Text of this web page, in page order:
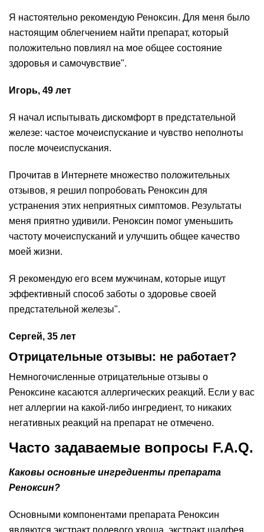
Я настоятельно рекомендую Реноксин. Для меня было
настоящим облегчением найти препарат, который
положительно повлиял на мое общее состояние
здоровья и самочувствие".
Игорь, 49 лет
Я начал испытывать дискомфорт в предстательной
железе: частое мочеиспускание и чувство неполноты
после мочеиспускания.
Прочитав в Интернете множество положительных
отзывов, я решил попробовать Реноксин для
устранения этих неприятных симптомов. Результаты
меня приятно удивили. Реноксин помог уменьшить
частоту мочеиспусканий и улучшить общее качество
моей жизни.
Я рекомендую его всем мужчинам, которые ищут
эффективный способ заботы о здоровье своей
предстательной железы".
Сергей, 35 лет
Отрицательные отзывы: не работает?
Немногочисленные отрицательные отзывы о
Реноксине касаются аллергических реакций. Если у вас
нет аллергии на какой-либо ингредиент, то никаких
негативных реакций на препарат не отмечено.
Часто задаваемые вопросы F.A.Q.
Каковы основные ингредиенты препарата
Реноксин?
Основными компонентами препарата Реноксин
являются экстракт полевого хвоща, экстракт шалфея,